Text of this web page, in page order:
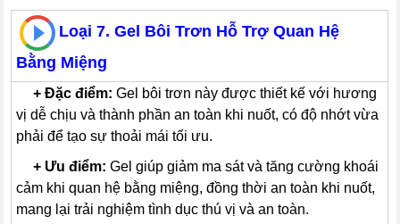
Loại 7. Gel Bôi Trơn Hỗ Trợ Quan Hệ
Bằng Miệng
+Đặc điểm: Gel bôi trơn này được thiết kế với hương
vị dễ chịu và thành phần an toàn khi nuốt, có độ nhớt vừa
phải để tạo sự thoải mái tối ưu.
+ Ưu điểm: Gel giúp giảm ma sát và tăng cường khoái
cảm khi quan hệ bằng miệng, đồng thời an toàn khi nuốt,
mang lại trải nghiệm tình dục thú vị và an toàn.